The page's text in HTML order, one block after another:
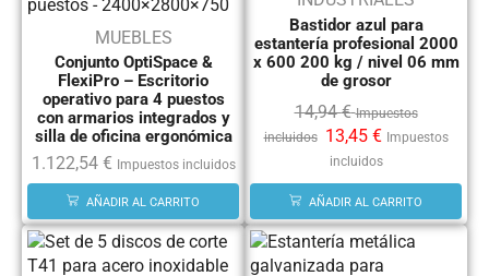
MUEBLES
Conjunto OptiSpace &
FlexiPro – Escritorio
operativo para 4 puestos
con armarios integrados y
silla de oficina ergonómica
1.122,54 € Impuestos incluidos
AÑADIR AL CARRITO
Bastidor azul para
estantería profesional 2000
x 600 200 kg / nivel 06 mm
de grosor
14,94€ Impuestos
incluidos
13,45 € Impuestos
incluidos
AÑADIR AL CARRITO